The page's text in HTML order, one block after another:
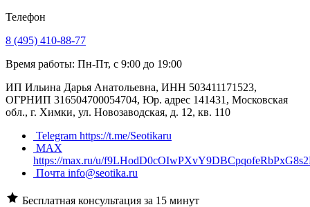
Телефон
8 (495) 410-88-77
Время работы: Пн-Пт, с 9:00 до 19:00
ИП Ильина Дарья Анатольевна, ИНН 503411171523,
ОГРНИП 316504700054704, Юр. адрес 141431, Московская
обл., г. Химки, ул. Новозаводская, д. 12, кв. 110
Telegram https://t.me/Seotikaru
MAX
https://max.ru/u/
Почта info@seotika.ru
Бесплатная консультация за 15 минут